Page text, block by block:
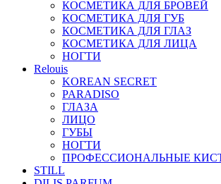
КОСМЕТИКА ДЛЯ БРОВЕЙ
КОСМЕТИКА ДЛЯ ГУБ
КОСМЕТИКА ДЛЯ ГЛАЗ
КОСМЕТИКА ДЛЯ ЛИЦА
НОГТИ
Relouis
KOREAN SECRET
PARADISO
ГЛАЗА
ЛИЦО
ГУБЫ
НОГТИ
ПРОФЕССИОНАЛЬНЫЕ
STILL